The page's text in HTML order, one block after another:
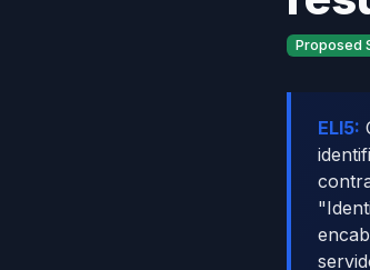
Proposed
ELI5: